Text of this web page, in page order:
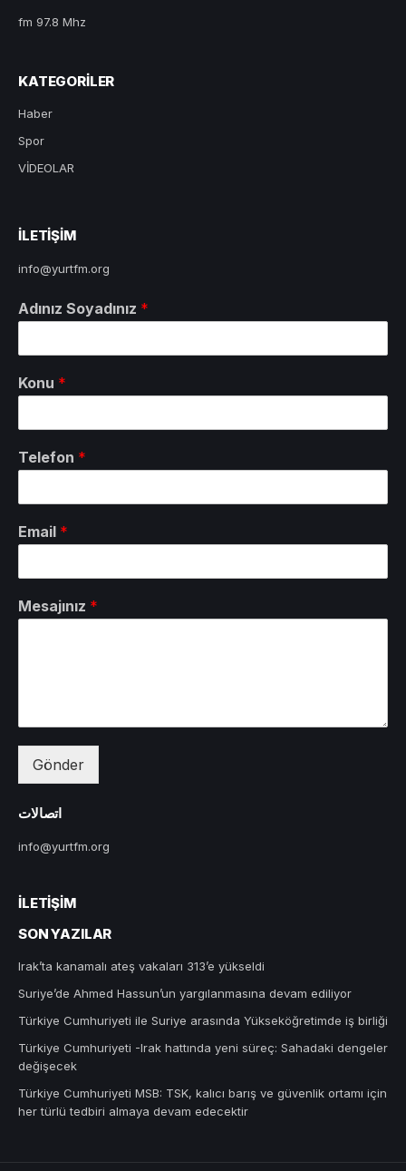
fm 97.8 Mhz
KATEGORILER
Haber
Spor
VİDEOLAR
ILETIŞIM
info@yurtfm.org
Adınız Soyadınız *
Konu *
Telefon *
Email *
Mesajınız *
Gönder
اتصالات
info@yurtfm.org
İLETIŞIM
SON YAZILAR
Irak’ta kanamalı ateş vakaları 313’e yükseldi
Suriye’de Ahmed Hassun’un yargılanmasına devam ediliyor
Türkiye Cumhuriyeti ile Suriye arasında Yükseköğretimde iş birliği
Türkiye Cumhuriyeti -Irak hattında yeni süreç: Sahadaki dengeler
değişecek
Türkiye Cumhuriyeti MSB: TSK, kalıcı barış ve güvenlik ortamı için
her türlü tedbiri almaya devam edecektir